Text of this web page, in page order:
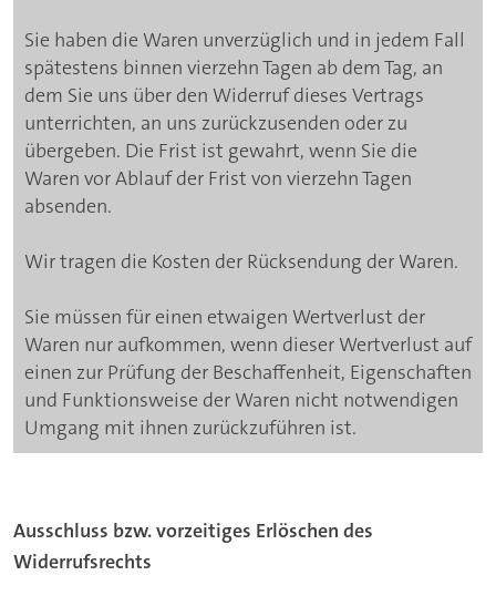
Sie haben die Waren unverzüglich und in jedem Fall
spätestens binnen vierzehn Tagen ab dem Tag, an
dem Sie uns über den Widerruf dieses Vertrags
unterrichten, an uns zurückzusenden oder zu
übergeben. Die Frist ist gewahrt, wenn Sie die
Waren vor Ablauf der Frist von vierzehn Tagen
absenden.
Wir tragen die Kosten der Rücksendung der Waren.
Sie müssen für einen etwaigen Wertverlust der
Waren nur aufkommen, wenn dieser Wertverlust auf
einen zur Prüfung der Beschaffenheit, Eigenschaften
und Funktionsweise der Waren nicht notwendigen
Umgang mit ihnen zurückzuführen ist.
Ausschluss bzw. vorzeitiges Erlöschen des
Widerrufsrechts